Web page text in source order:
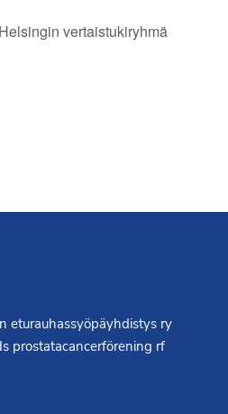
Helsingin vertaistukiryhmä
eturauhassyöpäyhdistys ry
prostatacancerförening rf